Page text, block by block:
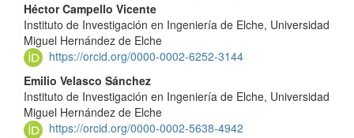
Héctor Campello Vicente
Instituto de Investigación en Ingeniería de Elche, Universidad
Miguel Hernández de Elche
https://orcid.org/0000-0002-6252-3144
Emilio Velasco Sánchez
Instituto de Investigación en Ingeniería de Elche, Universidad
Miguel Hernández de Elche
https://orcid.org/0000-0002-5638-4942